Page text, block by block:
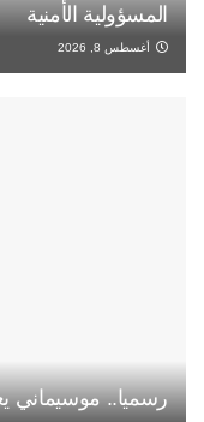
المسؤولية الأمنية
أغسطس 8, 2026
رسميا.. موسيماني